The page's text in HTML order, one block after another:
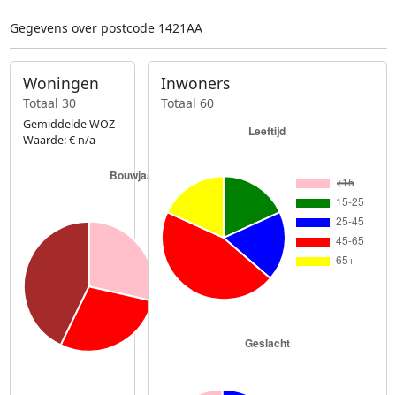
Gegevens over postcode 1421AA
Woningen
Totaal 30
Gemiddelde WOZ
Waarde: € n/a
Inwoners
Totaal 60